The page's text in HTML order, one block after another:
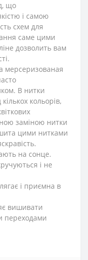
що
і самою
схем для
саме цими
дозволить вам
мерсеризованая
В нитки
кольорів,
заміною нитки
цими нитками
на сонце.
і не
і приємна в
вишивати
переходами